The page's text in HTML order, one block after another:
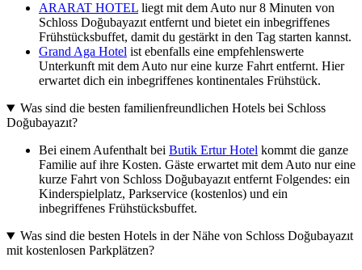
ARARAT HOTEL liegt mit dem Auto nur 8 Minuten von
Schloss Doğubayazıt entfernt und bietet ein inbegriffenes
Frühstücksbuffet, damit du gestärkt in den Tag starten kannst.
Grand Aga Hotel ist ebenfalls eine empfehlenswerte
Unterkunft mit dem Auto nur eine kurze Fahrt entfernt. Hier
erwartet dich ein inbegriffenes kontinentales Frühstück.
Was sind die besten familienfreundlichen Hotels bei Schloss
Doğubayazıt?
Bei einem Aufenthalt bei Butik Ertur Hotel kommt die ganze
Familie auf ihre Kosten. Gäste erwartet mit dem Auto nur eine
kurze Fahrt von Schloss Doğubayazıt entfernt Folgendes: ein
Kinderspielplatz, Parkservice (kostenlos) und ein
inbegriffenes Frühstücksbuffet.
Was sind die besten Hotels in der Nähe von Schloss Doğubayazıt
mit kostenlosen Parkplätzen?